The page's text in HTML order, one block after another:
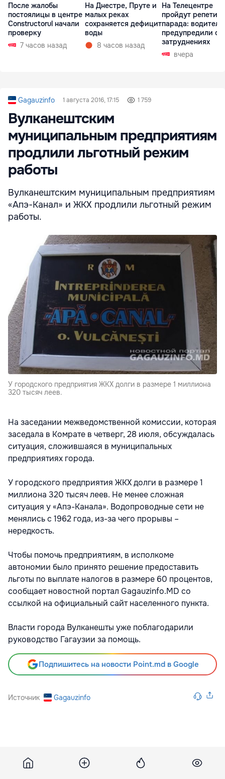
После жалобы
постоялицы в центре
Constructorul начали
проверку
7 часов назад
На Днестре, Пруте и
малых реках
сохраняется дефицит
воды
8 часов назад
На Телецентре
пройдут
парада:
предупредили о
затруднениях
вчера
Gagauzinfo 1 августа 2016, 17:15 1 759
Вулканештским
муниципальным предприятиям
продлили льготный режим
работы
Вулканештским муниципальным предприятиям
«Апэ-Канал» и ЖКХ продлили льготный режим
работы.
У городского предприятия ЖКХ долги в размере 1 миллиона
320 тысяч леев.
На заседании межведомственной комиссии, которая
заседала в Комрате в четверг, 28 июля, обсуждалась
ситуация, сложившаяся в муниципальных
предприятиях города.
У городского предприятия ЖКХ долги в размере 1
миллиона 320 тысяч леев. Не менее сложная
ситуация у «Апэ-Канала». Водопроводные сети не
менялись с 1962 года, из-за чего прорывы –
нередкость.
Чтобы помочь предприятиям, в исполкоме
автономии было принято решение предоставить
льготы по выплате налогов в размере 60 процентов,
сообщает новостной портал Gagauzinfo.MD со
ссылкой на официальный сайт населенного пункта.
Власти города Вулканешты уже поблагодарили
руководство Гагаузии за помощь.
Подпишитесь на новости Point.md в Google
Источник Gagauzinfo